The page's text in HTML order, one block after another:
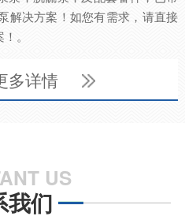
解决方案！如您有需求，请直接
。
多详情
US
我们